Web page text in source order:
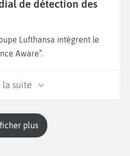
de détection des
Lufthansa intègrent le
Aware”.
la suite
plus